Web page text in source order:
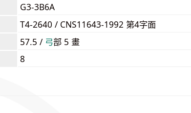
G3-3B6A
T4-2640 / CNS11643-1992 第4字面
57.5 / ⼸部 5 畫
8